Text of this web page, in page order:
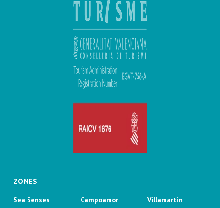
ZONES
Sea Senses
Campoamor
Villamartin